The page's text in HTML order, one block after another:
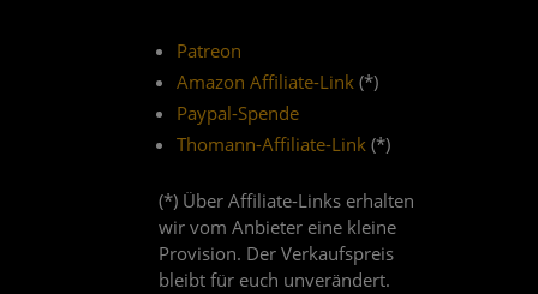
Patreon
Amazon Affiliate-Link(*)
Paypal-Spende
Thomann-Affiliate-Link(*)
(*) Über Affiliate-Links erhalten
wir vom Anbieter eine kleine
Provision. Der Verkaufspreis
bleibt für euch unverändert.